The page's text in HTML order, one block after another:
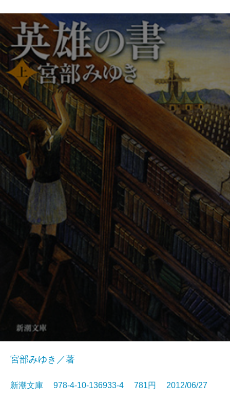
宮部みゆき／著
新潮文庫 978-4-10-136933-4 781円 2012/06/27